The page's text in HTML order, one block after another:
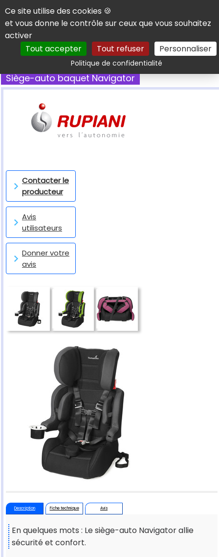
Panneau de gestion des cookies
Ce site utilise des cookies 🍪
et vous donne le contrôle sur ceux que vous souhaitez
activer
Tout accepter
Tout refuser Personnaliser
Politique de confidentialitéRechercher
Siège-auto baquet Navigator
Contacter le
producteur
Avis
utilisateurs
Donner votre
avis
Description Fiche technique Avis
En quelques mots : Le siège-auto Navigator allie
sécurité et confort.